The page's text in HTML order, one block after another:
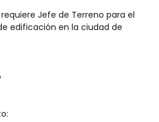
Jefe de Terreno para el
edificación en la ciudad de